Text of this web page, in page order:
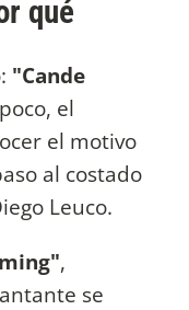
qué
"Cande
el
el motivo
al costado
Leuco.
,
se